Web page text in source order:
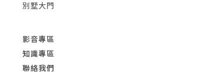
別墅大門
影音專區
知識專區
聯絡我們